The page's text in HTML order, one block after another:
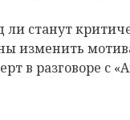
ли станут
изменить
в разговоре с